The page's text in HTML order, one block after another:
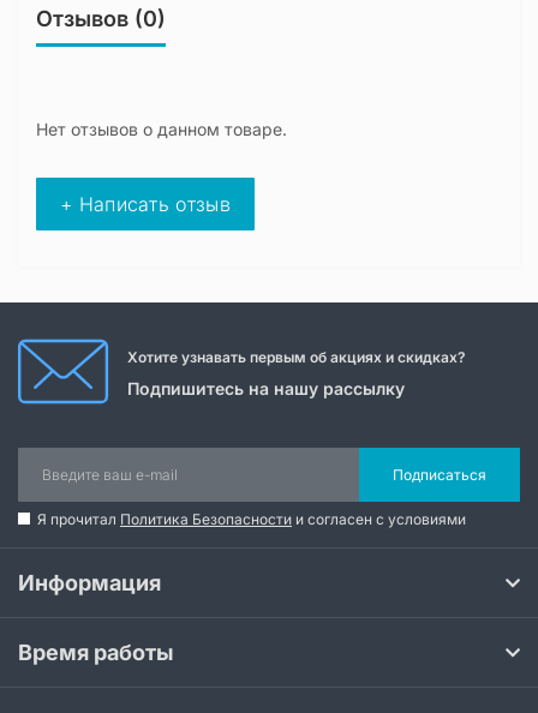
Отзывов (0)
Нет отзывов о данном товаре.
+ Написать отзыв
Хотите узнавать первым об акциях и скидках?
Подпишитесь на нашу рассылку
Подписаться
Я прочитал Политика Безопасности и согласен с условиями
Информация
Время работы